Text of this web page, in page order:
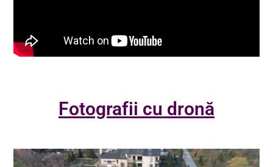
Fotografii cu dronă